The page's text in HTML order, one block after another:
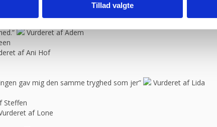
Tillad valgte
skal jeg med fornøjelse skrive niget”
Jeg vender tilbage”
Vurderet af Adem
af Ani Hof
gav mig den samme tryghed som jer”
Vurderet af Lida
Steffen
af Lone